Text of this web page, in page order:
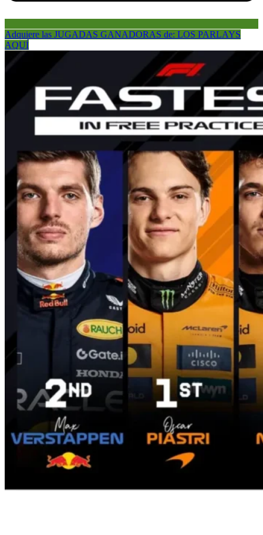
Adquiere las JUGADAS GANADORAS de: LOS PARLAYS
AQUÍ